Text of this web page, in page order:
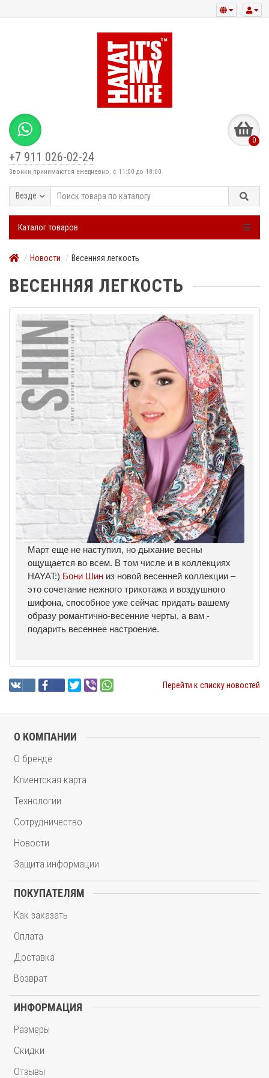
+7 911 026-02-24
Звонки принимаются ежедневно, с 11:00 до 18:00
0
Везде
Каталог товаров
Новости Весенняя легкость
ВЕСЕННЯЯ ЛЕГКОСТЬ
Март еще не наступил, но дыхание весны
ощущается во всем. В том числе и в коллекциях
HAYAT:) Бони Шин из новой весенней коллекции –
это сочетание нежного трикотажа и воздушного
шифона, способное уже сейчас придать вашему
образу романтично-весенние черты, а вам -
подарить весеннее настроение.
Перейти к списку новостей
О КОМПАНИИ
О бренде
Клиентская карта
Технологии
Сотрудничество
Новости
Защита информации
ПОКУПАТЕЛЯМ
Как заказать
Оплата
Доставка
Возврат
ИНФОРМАЦИЯ
Размеры
Скидки
Отзывы